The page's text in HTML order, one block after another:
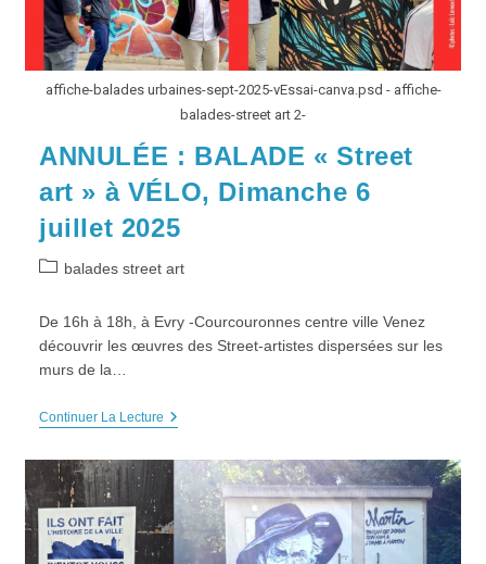
affiche-balades urbaines-sept-2025-vEssai-canva.psd - affiche-
balades-street art 2-
ANNULÉE : BALADE « Street
art » à VÉLO, Dimanche 6
juillet 2025
Postbalades street art
De 16h à 18h, à Evry -Courcouronnes centre ville Venez
découvrir les œuvres des Street-artistes dispersées sur les
murs de la…
Continuer La LectureANNULÉE
« Street
Art »
VÉLO,
Dimanche